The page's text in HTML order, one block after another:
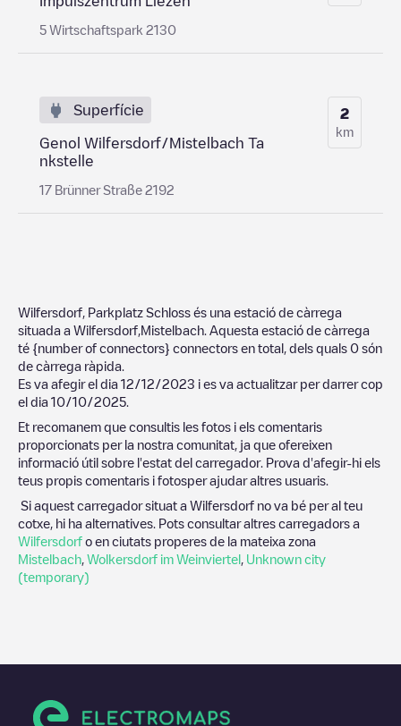
5 Wirtschaftspark 2130
Superfície
Genol Wilfersdorf/Mistelbach Ta
nkstelle
17 Brünner Straße 2192
2
km
Wilfersdorf, Parkplatz Schloss és una estació de càrrega
situada a Wilfersdorf Mistelbach . Aquesta estació de càrrega
té {number of connectors} connectors en total, dels quals 0 són
de càrrega ràpida.
Es va afegir el dia 12/12/2023 i es va actualitzar per darrer cop
el dia 10/10/2025
Et recomanem que consultis les fotos i els comentaris
proporcionats per la nostra comunitat, ja que ofereixen
informació útil sobre l'estat del carregador. Prova d'afegir-hi els
teus propis comentaris i fotosper ajudar altres usuaris.
Si aquest carregador situat a Wilfersdorf no va bé per al teu
cotxe, hi ha alternatives. Pots consultar altres carregadors a
Wilfersdorf o en ciutats properes de la mateixa zona
Mistelbach Wolkersdorf im Weinviertel Unknown city
(temporary)